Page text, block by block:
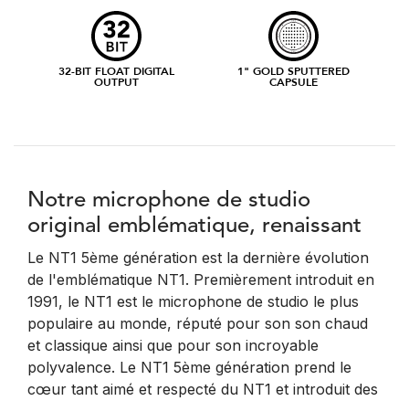
32-BIT FLOAT DIGITAL
OUTPUT
1" GOLD SPUTTERED
CAPSULE
Notre microphone de studio
original emblématique, renaissant
Le NT1 5ème génération est la dernière évolution
de l'emblématique NT1. Premièrement introduit en
1991, le NT1 est le microphone de studio le plus
populaire au monde, réputé pour son son chaud
et classique ainsi que pour son incroyable
polyvalence. Le NT1 5ème génération prend le
cœur tant aimé et respecté du NT1 et introduit des